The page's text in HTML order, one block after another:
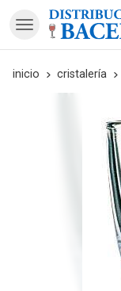
inicio cristalería